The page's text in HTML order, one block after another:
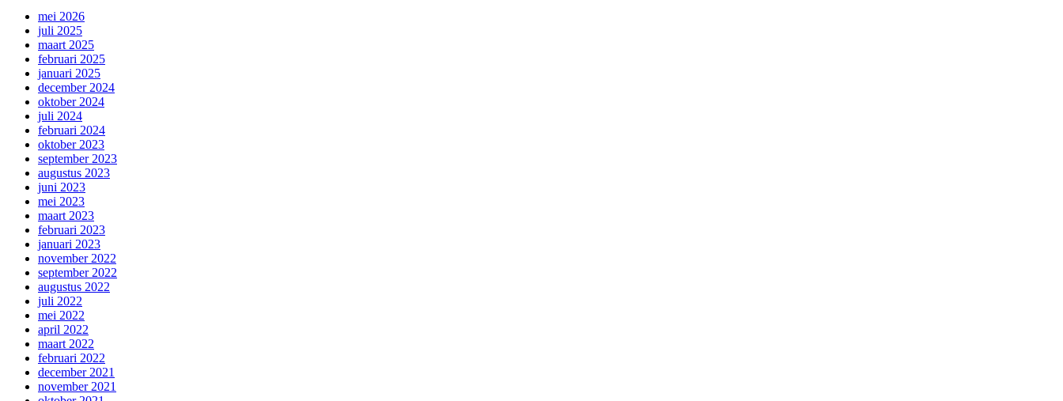
mei 2026
juli 2025
maart 2025
februari 2025
januari 2025
december 2024
oktober 2024
juli 2024
februari 2024
oktober 2023
september 2023
augustus 2023
juni 2023
mei 2023
maart 2023
februari 2023
januari 2023
november 2022
september 2022
augustus 2022
juli 2022
mei 2022
april 2022
maart 2022
februari 2022
december 2021
november 2021